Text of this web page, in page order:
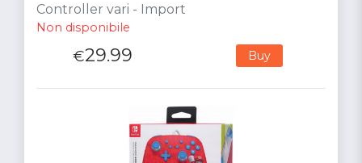
Controller vari - Import
Non disponibile
€29.99 Buy